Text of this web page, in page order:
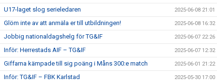
U17-laget slog serieledaren 2025-06-08 21:01
Glöm inte av att anmäla er till utbildningen! 2025-06-08 16:32
Jobbig nationaldagshelg för TG&IF 2025-06-07 22:26
Inför: Herrestads AIF – TG&IF 2025-06-07 12:32
Giffarna kämpade till sig poäng i Måns 300:e match 2025-06-01 21:22
Inför: TG&IF – FBK Karlstad 2025-05-30 17:00